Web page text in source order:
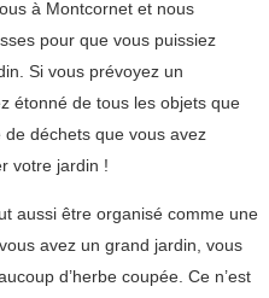
à Montcornet et nous
pour que vous puissiez
Si vous prévoyez un
étonné de tous les objets que
déchets que vous avez
votre jardin !
aussi être organisé comme une
avez un grand jardin, vous
d’herbe coupée. Ce n’est